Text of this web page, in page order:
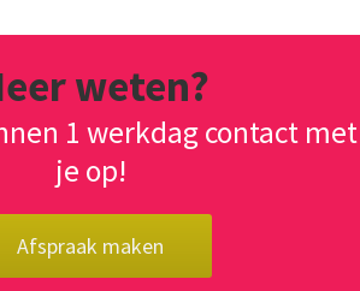
weten?
1 werkdag contact met
je op!
Afspraak maken